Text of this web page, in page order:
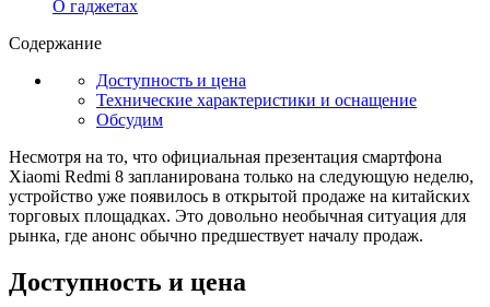
О гаджетах
Содержание
Доступность и цена
Технические характеристики и оснащение
Обсудим
Несмотря на то, что официальная презентация смартфона
Xiaomi Redmi 8 запланирована только на следующую неделю,
устройство уже появилось в открытой продаже на китайских
торговых площадках. Это довольно необычная ситуация для
рынка, где анонс обычно предшествует началу продаж.
Доступность и цена